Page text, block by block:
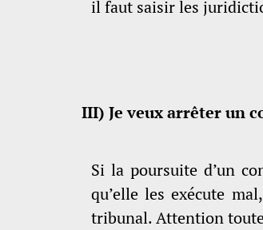
il faut saisir les
III) Je veux arrêter un
Si la poursuite d’un
qu’elle les exécute
tribunal. Attention